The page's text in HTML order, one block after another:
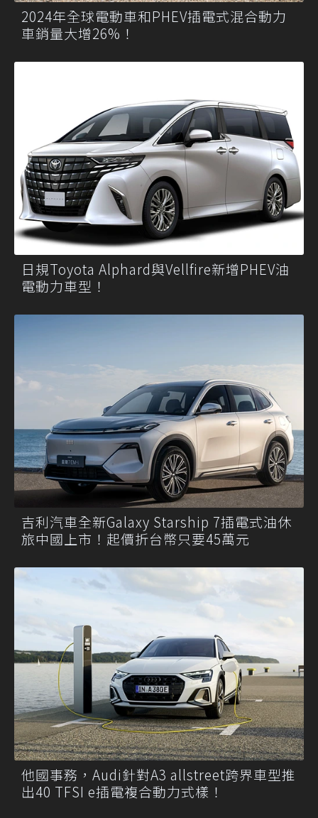
2024年全球電動車和PHEV插電式混合動力
車銷量大增26%！
日規Toyota Alphard與Vellfire新增PHEV油
電動力車型！
吉利汽車全新Galaxy Starship 7插電式油休
旅中國上市！起價折台幣只要45萬元
他國事務，Audi針對A3 allstreet跨界車型推
出40 TFSI e插電複合動力式樣！